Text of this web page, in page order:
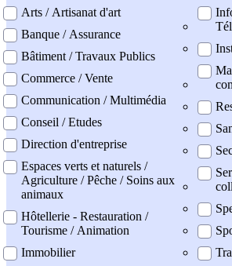
Arts / Artisanat d'art
Banque / Assurance
Bâtiment / Travaux Publics
Commerce / Vente
Communication / Multimédia
Conseil / Etudes
Direction d'entreprise
Espaces verts et naturels /
Agriculture / Pêche / Soins aux
animaux
Hôtellerie - Restauration /
Tourisme / Animation
Immobilier